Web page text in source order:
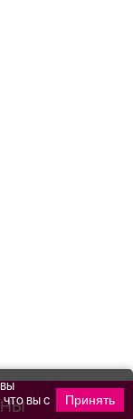
вы с
Принять